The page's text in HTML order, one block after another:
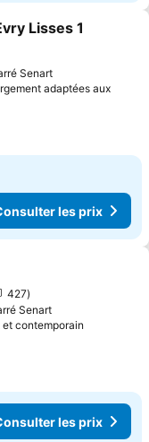
mes favoris
Lisses 1
Senart
adaptées aux
les prix
favoris
427
Senart
contemporain
les prix